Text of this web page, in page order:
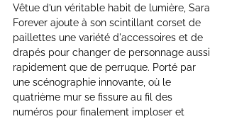
Vêtue d’un véritable habit de lumière, Sara
Forever ajoute à son scintillant corset de
paillettes une variété d'accessoires et de
drapés pour changer de personnage aussi
rapidement que de perruque. Porté par
une scénographie innovante, où le
quatrième mur se fissure au fil des
numéros pour finalement imploser et